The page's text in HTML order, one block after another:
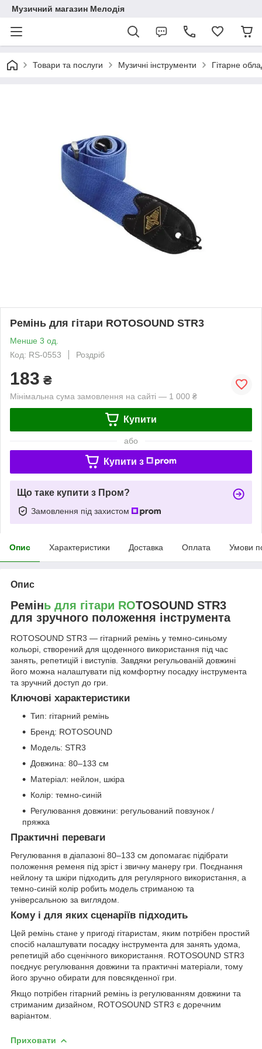
Музичний магазин Мелодія
Товари та послуги Музичні інструменти Гітарне
Ремінь для гітари ROTOSOUND STR3
Менше 3 од.
Код: RS-0553
Роздріб
183 ₴
Мінімальна сума замовлення на сайті — 1 000 ₴
Купити
або
Купити з
Що таке купити з Пром?
Замовлення під захистом
Опис Характеристики Доставка Оплата Умови
Опис
Ремінь для гітари ROTOSOUND STR3
для зручного положення інструмента
ROTOSOUND STR3 — гітарний ремінь у темно-синьому
кольорі, створений для щоденного використання під час
занять, репетицій і виступів. Завдяки регульованій довжині
його можна налаштувати під комфортну посадку інструмента
та зручний доступ до гри.
Ключові характеристики
Тип: гітарний ремінь
Бренд: ROTOSOUND
Модель: STR3
Довжина: 80–133 см
Матеріал: нейлон, шкіра
Колір: темно-синій
Регулювання довжини: регульований повзунок /
пряжка
Практичні переваги
Регулювання в діапазоні 80–133 см допомагає підібрати
положення ременя під зріст і звичну манеру гри. Поєднання
нейлону та шкіри підходить для регулярного використання, а
темно-синій колір робить модель стриманою та
універсальною за виглядом.
Кому і для яких сценаріїв підходить
Цей ремінь стане у пригоді гітаристам, яким потрібен простий
спосіб налаштувати посадку інструмента для занять удома,
репетицій або сценічного використання. ROTOSOUND STR3
поєднує регулювання довжини та практичні матеріали, тому
його зручно обирати для повсякденної гри.
Якщо потрібен гітарний ремінь із регулюванням довжини та
стриманим дизайном, ROTOSOUND STR3 є доречним
варіантом.
Приховати